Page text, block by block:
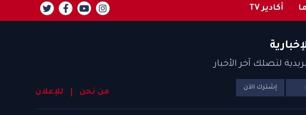
أكادير TV
لتصلك آخر الأخبار
إشترك الآن من نحن للإعلان